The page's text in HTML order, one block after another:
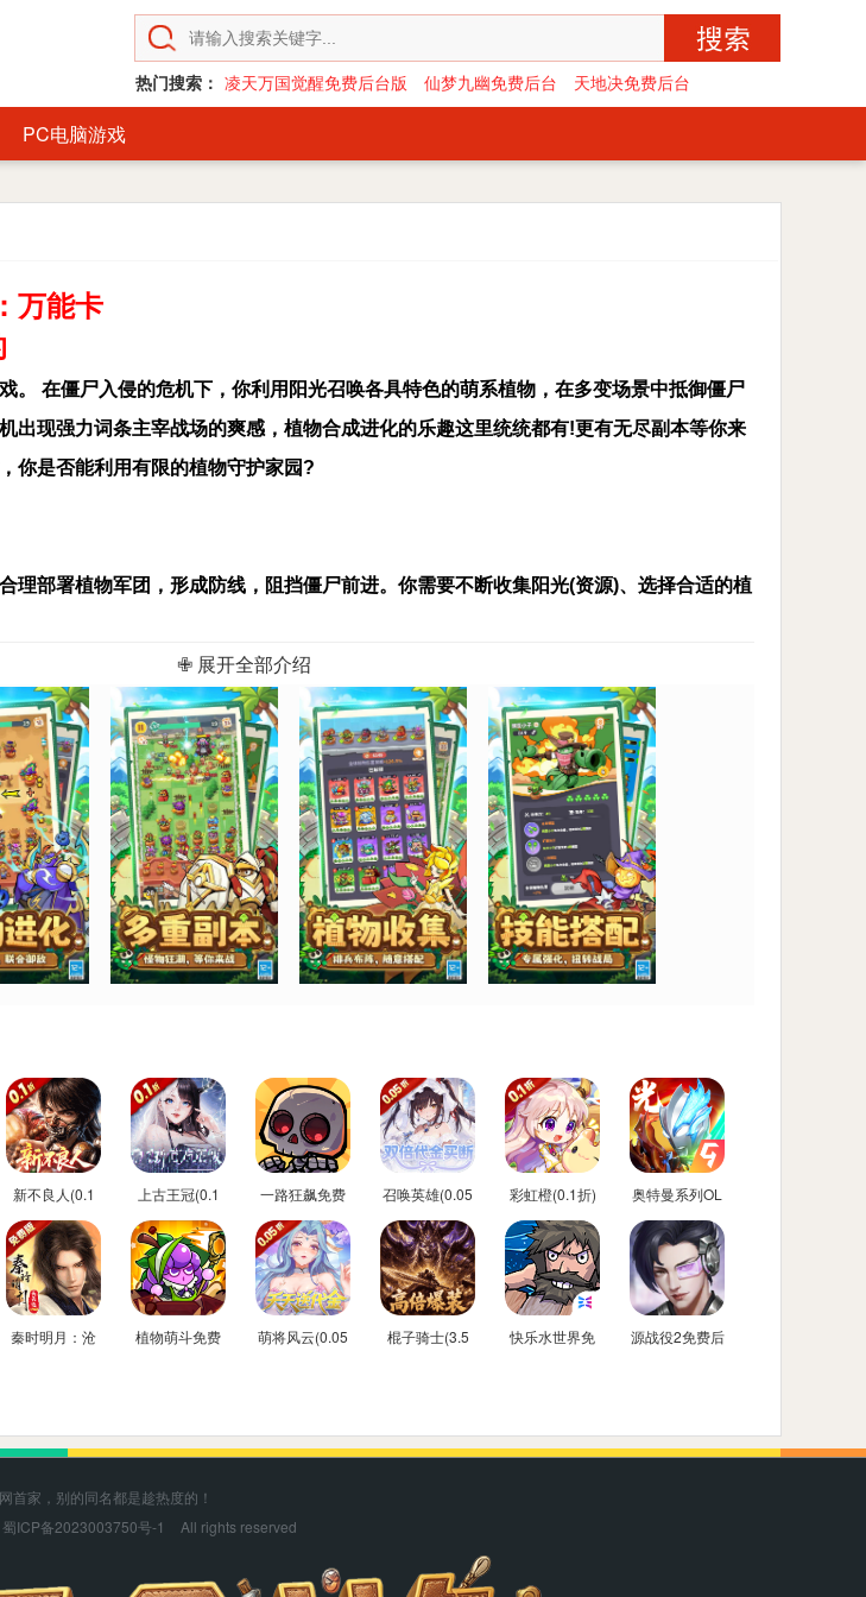
热门搜索： 凌天万国觉醒免费后台版 仙梦九幽免费后台 天地决免费后台
PC电脑游戏
万能卡
。 在僵尸入侵的危机下，你利用阳光召唤各具特色的萌系植物，在多变场景中抵御僵尸
出现强力词条主宰战场的爽感，植物合成进化的乐趣这里统统都有!更有无尽副本等你来
你是否能利用有限的植物守护家园?
理部署植物军团，形成防线，阻挡僵尸前进。你需要不断收集阳光(资源)、选择合适的植
氛围，植物角色技能多样，关卡设计丰富，强调策略性与持续挑战。通过游玩解锁新植
终守护你的家园。
植物向和领主向，这两者的提升都是不可以或缺的，在遇到无法通关的关卡时可以尝试
战力。
✙ 展开全部介绍
新不良人(0.1
折正版授权)
上古王冠(0.1
折官方正版)
一路狂飙免费
后台版
召唤英雄(0.05
折双倍代金买
断)
彩虹橙(0.1折)
奥特曼系列OL
免费内购后台
秦时明月：沧
植物萌斗免费
萌将风云(0.05
棍子骑士(3.5
快乐水世界免
源战役2免费后
首家，别的同名都是趁热度的！
蜀ICP备2023003750号-1 All rights reserved